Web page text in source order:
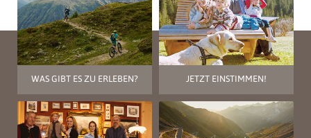
WAS GIBT ES ZU ERLEBEN? JETZT EINSTIMMEN!